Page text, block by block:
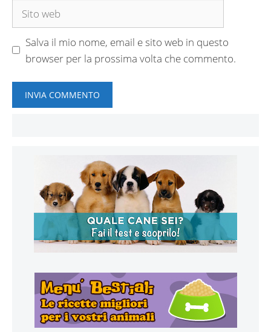
Sito
Salva il mio nome, email e sito web in questo
browser per la prossima volta che commento.